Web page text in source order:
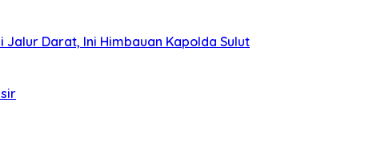
Jalur Darat, Ini Himbauan Kapolda Sulut